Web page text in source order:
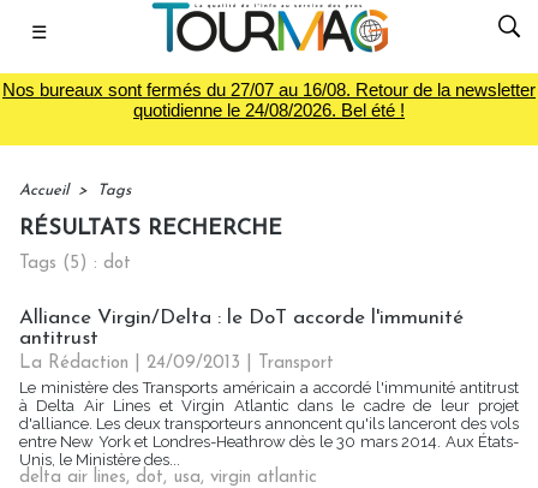
☰
Nos bureaux sont fermés du 27/07 au 16/08. Retour de la newsletter
quotidienne le 24/08/2026. Bel été !
Accueil > Tags
RÉSULTATS RECHERCHE
Tags (5) : dot
Alliance Virgin/Delta : le DoT accorde l'immunité
antitrust
La Rédaction | 24/09/2013
Transport
Le ministère des Transports américain a accordé l'immunité antitrust
à Delta Air Lines et Virgin Atlantic dans le cadre de leur projet
d'alliance. Les deux transporteurs annoncent qu'ils lanceront des vols
entre New York et Londres-Heathrow dès le 30 mars 2014. Aux États-
Unis, le Ministère des...
delta air lines, dot, usa, virgin atlantic